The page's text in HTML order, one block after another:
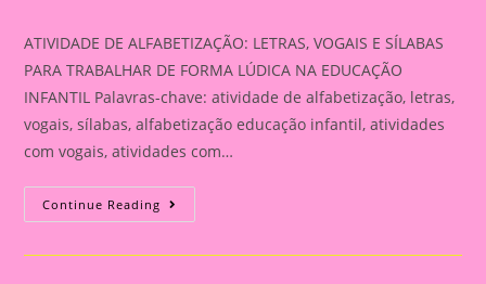
ATIVIDADE DE ALFABETIZAÇÃO: LETRAS, VOGAIS E SÍLABAS
PARA TRABALHAR DE FORMA LÚDICA NA EDUCAÇÃO
INFANTIL Palavras-chave: atividade de alfabetização, letras,
vogais, sílabas, alfabetização educação infantil, atividades
com vogais, atividades com…
Continue Reading ATIVIDADE
DE
LETRAS,